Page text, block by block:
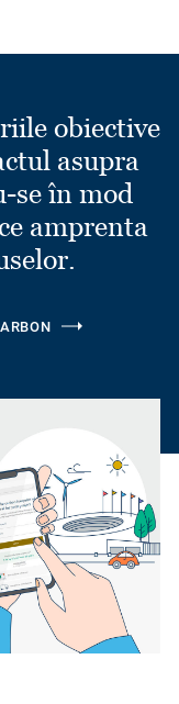
obiective
asupra
se în mod
amprenta